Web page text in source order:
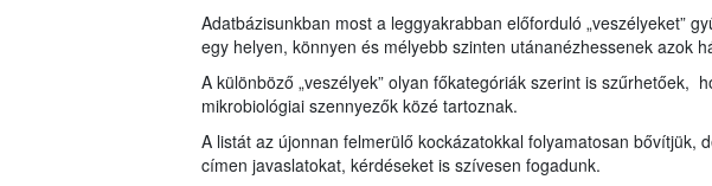
Adatbázisunkban most a leggyakrabban előforduló „veszélyeket”
egy helyen, könnyen és mélyebb szinten utánanézhessenek azok
A különböző „veszélyek” olyan főkategóriák szerint is szűrhetőek,
mikrobiológiai szennyezők közé tartoznak.
A listát az újonnan felmerülő kockázatokkal folyamatosan bővítjük,
címen javaslatokat, kérdéseket is szívesen fogadunk.